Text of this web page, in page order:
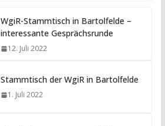
WgiR-Stammtisch in Bartolfelde –
interessante Gesprächsrunde
12. Juli 2022
Stammtisch der WgiR in Bartolfelde
1. Juli 2022